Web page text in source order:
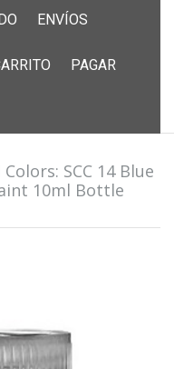
ENVÍOS
PAGAR
Colors: SCC 14 Blue
10ml Bottle